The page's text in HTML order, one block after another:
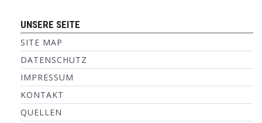
UNSERE SEITE
SITE MAP
DATENSCHUTZ
IMPRESSUM
KONTAKT
QUELLEN